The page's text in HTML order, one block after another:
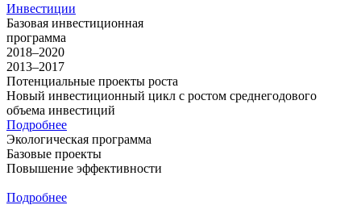
Инвестиции
Базовая инвестиционная
программа
2018–2020
2013–2017
Потенциальные проекты роста
Новый инвестиционный цикл с ростом среднегодового
объема инвестиций
Подробнее
Экологическая программа
Базовые проекты
Повышение эффективности
Подробнее